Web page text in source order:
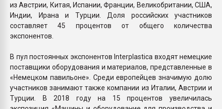
из Австрии, Китая, Испании, Франции, Великобритании, США,
Индии, Ирана и Турции. Доля российских участников
составляет 45 процентов от общего количества
экспонентов.
В пул постоянных экспонентов Interplastica входят немецкие
поставщики оборудования и материалов, представленные в
«Немецком павильоне». Среди европейцев значимую долю
участников занимают также компании из Италии, Австрии и
Турции. В 2018 году на 15 процентов увеличилась